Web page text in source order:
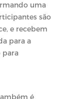
uma
são
e recebem
para a
para
é